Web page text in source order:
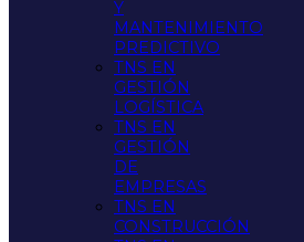
Y
MANTENIMIENTO
PREDICTIVO
TNS EN
GESTIÓN
LOGÍSTICA
TNS EN
GESTIÓN
DE
EMPRESAS
TNS EN
CONSTRUCCIÓN